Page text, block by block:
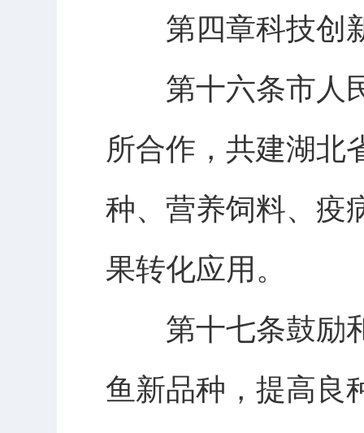
第四章科技创
第十六条市人民
所合作，共建湖北
种、营养饲料、疫
果转化应用。
第十七条鼓励和
鱼新品种，提高良